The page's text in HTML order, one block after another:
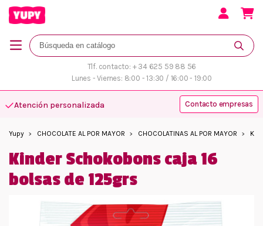
Tlf. contacto: + 34 625 59 88 56
Lunes - Viernes: 8:00 - 13:30 / 16:00 - 19:00
Atención personalizada Contacto empresas
Yupy CHOCOLATE AL POR MAYOR CHOCOLATINAS AL POR MAYOR
Kinder Schokobons caja 16
bolsas de 125grs